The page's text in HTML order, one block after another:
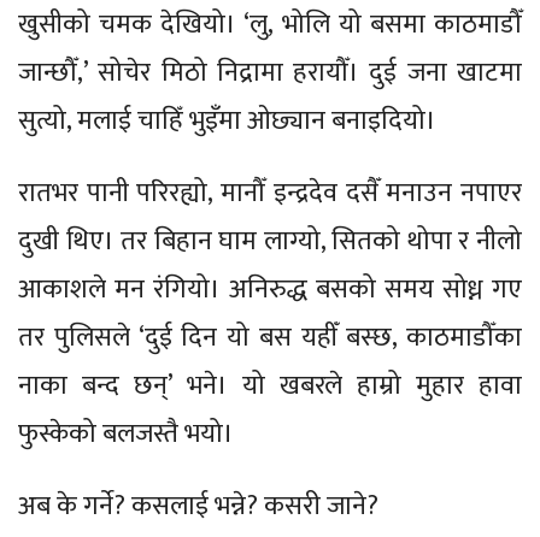
खुसीको चमक देखियो। ‘लु, भोलि यो बसमा काठमाडौँ
जान्छौँ,’ सोचेर मिठो निद्रामा हरायौँ। दुई जना खाटमा
सुत्यो, मलाई चाहिँ भुइँमा ओछ्यान बनाइदियो।
रातभर पानी परिरह्यो, मानौँ इन्द्रदेव दसैँ मनाउन नपाएर
दुखी थिए। तर बिहान घाम लाग्यो, सितको थोपा र नीलो
आकाशले मन रंगियो। अनिरुद्ध बसको समय सोध्न गए
तर पुलिसले ‘दुई दिन यो बस यहीँ बस्छ, काठमाडौँका
नाका बन्द छन्’ भने। यो खबरले हाम्रो मुहार हावा
फुस्केको बलजस्तै भयो।
अब के गर्ने? कसलाई भन्ने? कसरी जाने?